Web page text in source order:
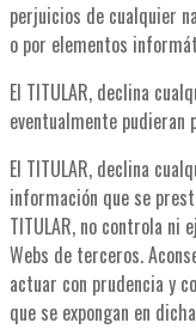
perjuicios de cualquier
o por elementos
El TITULAR, declina
eventualmente
El TITULAR, declina
información que se
TITULAR, no controla ni
Webs de terceros.
actuar con prudencia y
que se expongan en